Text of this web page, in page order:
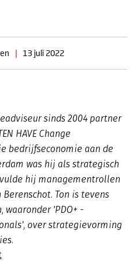
| 13 juli 2022
sinds 2004 partner
HAVE Change
bedrijfseconomie aan de
was hij als strategisch
hij managementrollen
Ton is tevens
waaronder 'PDO+ -
over strategievorming